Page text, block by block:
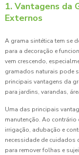
1. Vantagens da
Externos
A grama sintética tem se
para a decoração e
vem crescendo,
gramados naturais pode
principais vantagens da
para jardins, varandas,
Uma das principais
manutenção. Ao contrário
irrigação, adubação e
necessidade de cuidados
para remover folhas e